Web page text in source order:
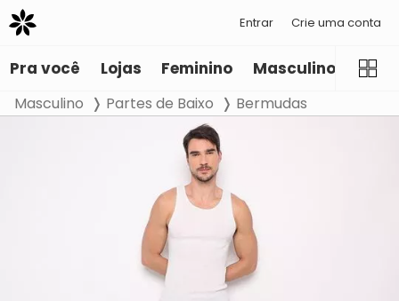
Entrar Crie uma conta
Pra você Lojas Feminino Masculino
Masculino Partes de Baixo Bermudas